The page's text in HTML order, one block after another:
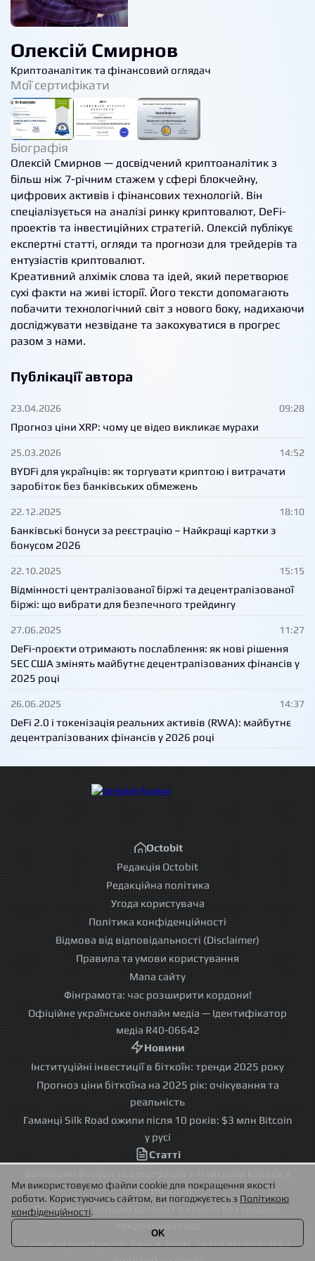
Олексій Смирнов
Криптоаналітик та фінансовий оглядач
Мої сертифікати
Біографія
Олексій Смирнов — досвідчений криптоаналітик з
більш ніж 7-річним стажем у сфері блокчейну,
цифрових активів і фінансових технологій. Він
спеціалізується на аналізі ринку криптовалют, DeFi-
проектів та інвестиційних стратегій. Олексій публікує
експертні статті, огляди та прогнози для трейдерів та
ентузіастів криптовалют.
Креативний алхімік слова та ідей, який перетворює
сухі факти на живі історії. Його тексти допомагають
побачити технологічний світ з нового боку, надихаючи
досліджувати незвідане та закохуватися в прогрес
разом з нами.
Публікації автора
23.04.2026 09:28
Прогноз ціни XRP: чому це відео викликає мурахи
25.03.2026 14:52
BYDFi для українців: як торгувати криптою і витрачати
заробіток без банківських обмежень
22.12.2025 18:10
Банківські бонуси за реєстрацію – Найкращі картки з
бонусом 2026
22.10.2025 15:15
Відмінності централізованої біржі та децентралізованої
біржі: що вибрати для безпечного трейдингу
27.06.2025 11:27
DeFi-проєкти отримають послаблення: як нові рішення
SEC США змінять майбутнє децентралізованих фінансів у
2025 році
26.06.2025 14:37
DeFi 2.0 і токенізація реальних активів (RWA): майбутнє
децентралізованих фінансів у 2026 році
Octobit
Редакція Octobit
Редакційна політика
Угода користувача
Політика конфіденційності
Відмова від відповідальності (Disclaimer)
Правила та умови користування
Мапа сайту
Фінграмота: час розширити кордони!
Офіційне українське онлайн медіа — Ідентифікатор
медіа R40-06642
Новини
Інституційні інвестиції в біткоїн: тренди 2025 року
Прогноз ціни біткоїна на 2025 рік: очікування та
реальність
Гаманці Silk Road ожили після 10 років: $3 млн Bitcoin
у русі
Статті
бонусом 2026
Як зробити перший депозит в крипті без грошей:
Гроші за реєстрацію: банки, біржі, сайти які платять з
Ми використовуємо файли cookie для покращення якості
роботи. Користуючись сайтом, ви погоджуєтесь з Політикою
конфіденційності.
OK